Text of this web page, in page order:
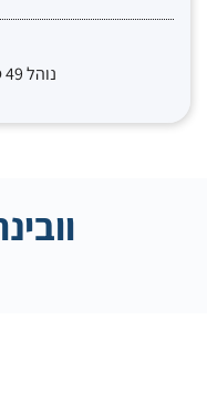
נוהל 49 סעיף 3.1, סעיף 3.2.3